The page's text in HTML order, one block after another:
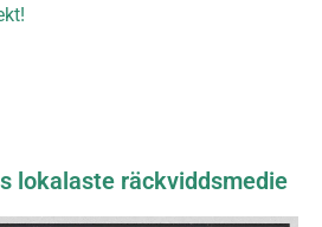
lokalaste räckviddsmedie